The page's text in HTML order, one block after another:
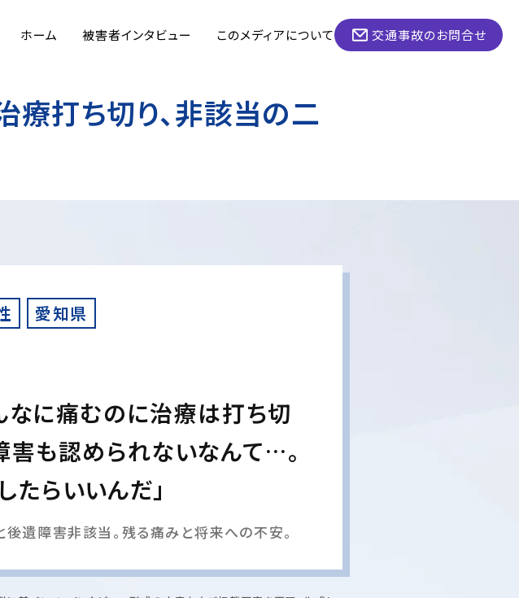
ホーム 被害者インタビュー このメディアについて 交通事故のお問合せ
療打ち切り、非該当の二
愛知県
なに痛むのに治療は打ち切
害も認められないなんて…。
たらいいんだ」
後遺障害非該当。残る痛みと将来への不安。